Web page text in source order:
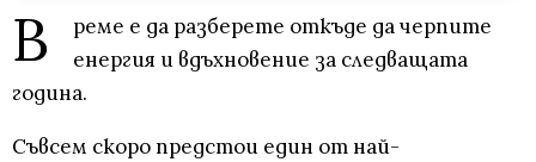
В
реме е да разберете откъде да черпите
енергия и вдъхновение за следващата
година.
Съвсем скоро предстои един от най-